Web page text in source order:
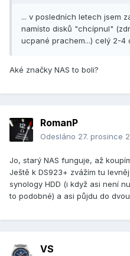
... v posledních letech jsem
namísto disků "chcípnul"
ucpané prachem...) celý 2-4
Aké značky NAS to boli?
RomanP
Odesláno 27. prosince
Jo, starý NAS funguje, až
Ještě k DS923+ zvážím tu
synology HDD (i když asi není
to podobné) a asi půjdu do
VS